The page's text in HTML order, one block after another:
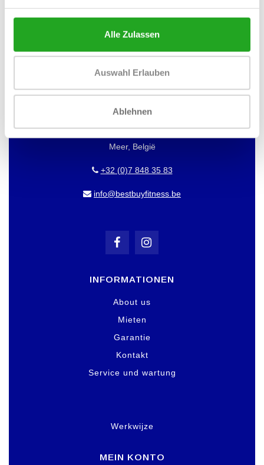
Alle Zulassen
Auswahl Erlauben
Ablehnen
BEST BUY FITNESS
Best Buy Fitness
Londenstraat 7
2321
Meer, België
+32 (0)7 848 35 83
info@bestbuyfitness.be
INFORMATIONEN
About us
Mieten
Garantie
Kontakt
Service und wartung
Werkwijze
MEIN KONTO